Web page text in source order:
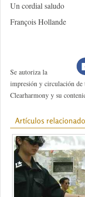
Un cordial saludo
François Hollande
Se autoriza la
impresión y circulación de
Clearharmony y su
Artículos